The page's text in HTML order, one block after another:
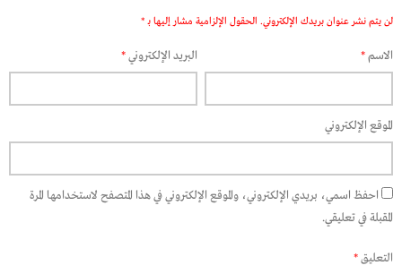
لن يتم نشر عنوان بريدك الإلكتروني. الحقول الإلزامية مشار إليها بـ *
الاسم* البريد الإلكتروني*
الموقع الإلكتروني
احفظ اسمي، بريدي الإلكتروني، والموقع الإلكتروني في هذا المتصفح لاستخدامها المرة
المقبلة في تعليقي.
التعليق*